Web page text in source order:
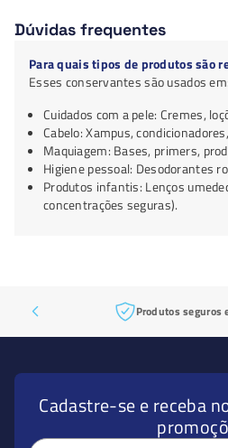
Dúvidas frequentes
Para quais tipos de produtos são
Esses conservantes são usados em:
Cuidados com a pele: Cremes,
Cabelo: Xampus,
Maquiagem: Bases, primers,
Higiene pessoal: Desodorantes
Produtos infantis: Lenços
concentrações seguras).
Produtos seguros
Cadastre-se e receba